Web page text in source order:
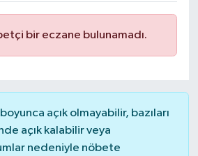
bir eczane bulunamadı.
açık olmayabilir, bazıları
açık kalabilir veya
nedeniyle nöbete